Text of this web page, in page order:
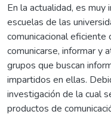
En la actualidad, es
escuelas de las
comunicacional eficiente
comunicarse, informar y
grupos que buscan
impartidos en ellas.
investigación de la cual
productos de